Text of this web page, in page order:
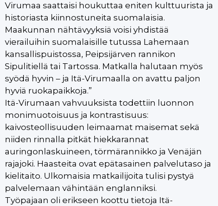
Virumaa saattaisi houkuttaa eniten kulttuurista ja
historiasta kiinnostuneita suomalaisia.
Maakunnan nähtävyyksiä voisi yhdistää
vierailuihin suomalaisille tutussa Lahemaan
kansallispuistossa, Peipsijärven rannikon
Sipulitiellä tai Tartossa. Matkalla halutaan myös
syödä hyvin – ja Itä-Virumaalla on avattu paljon
hyviä ruokapaikkoja.”
Itä-Virumaan vahvuuksista todettiin luonnon
monimuotoisuus ja kontrastisuus:
kaivosteollisuuden leimaamat maisemat sekä
niiden rinnalla pitkät hiekkarannat
auringonlaskuineen, törmärannikko ja Venäjän
rajajoki. Haasteita ovat epätasainen palvelutaso ja
kielitaito. Ulkomaisia matkailijoita tulisi pystyä
palvelemaan vähintään englanniksi.
Työpajaan oli erikseen koottu tietoja Itä-